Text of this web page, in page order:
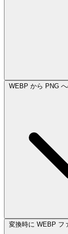
WEBP から PNG
変換時に WEBP フ